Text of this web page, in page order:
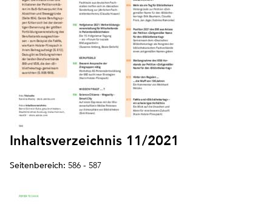
Inhaltsverzeichnis 11/2021
Seitenbereich: 586 - 587